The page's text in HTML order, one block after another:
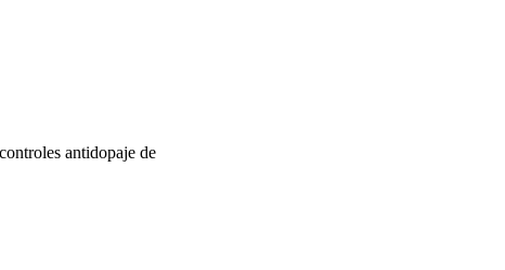
antidopaje de